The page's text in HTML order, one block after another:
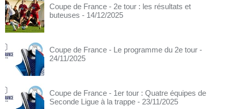
Coupe de France - 2e tour : les résultats et
buteuses - 14/12/2025
Coupe de France - Le programme du 2e tour -
24/11/2025
Coupe de France - 1er tour : Quatre équipes de
Seconde Ligue à la trappe - 23/11/2025